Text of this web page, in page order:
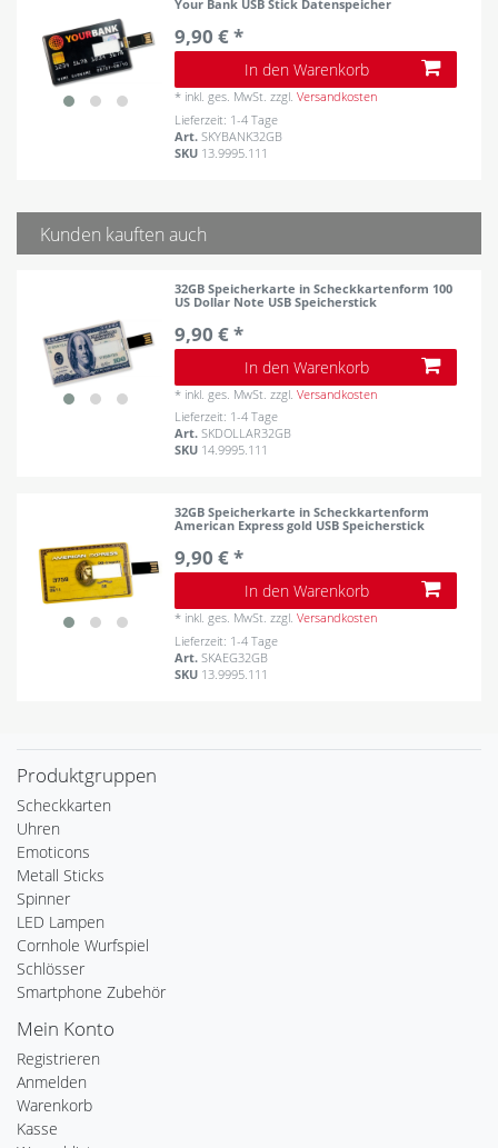
Your Bank USB Stick Datenspeicher
9,90 € *
In den Warenkorb
* inkl. ges. MwSt. zzgl.Versandkosten
Lieferzeit: 1-4 Tage
Art.SKYBANK32GB
SKU 13.9995.111
Kunden kauften auch
32GB Speicherkarte in Scheckkartenform 100
US Dollar Note USB Speicherstick
9,90 € *
In den Warenkorb
* inkl. ges. MwSt. zzgl.Versandkosten
Lieferzeit: 1-4 Tage
Art.SKDOLLAR32GB
SKU 14.9995.111
32GB Speicherkarte in Scheckkartenform
American Express gold USB Speicherstick
9,90 € *
In den Warenkorb
* inkl. ges. MwSt. zzgl.Versandkosten
Lieferzeit: 1-4 Tage
Art.SKAEG32GB
SKU 13.9995.111
Produktgruppen
Scheckkarten
Uhren
Emoticons
Metall Sticks
Spinner
LED Lampen
Cornhole Wurfspiel
Schlösser
Smartphone Zubehör
Mein Konto
Registrieren
Anmelden
Warenkorb
Kasse